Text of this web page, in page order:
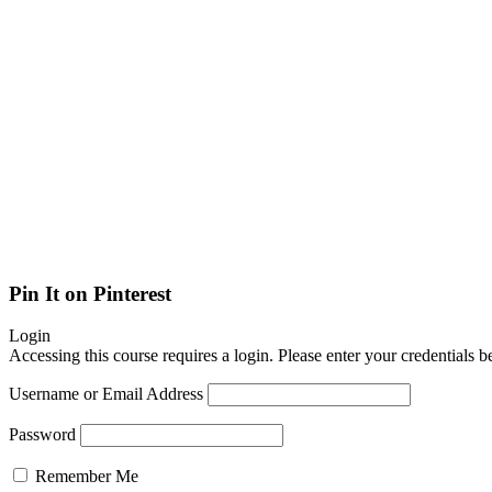
Pin It on Pinterest
Login
Accessing this course requires a login. Please enter your credentials
Username or Email Address
Password
Remember Me